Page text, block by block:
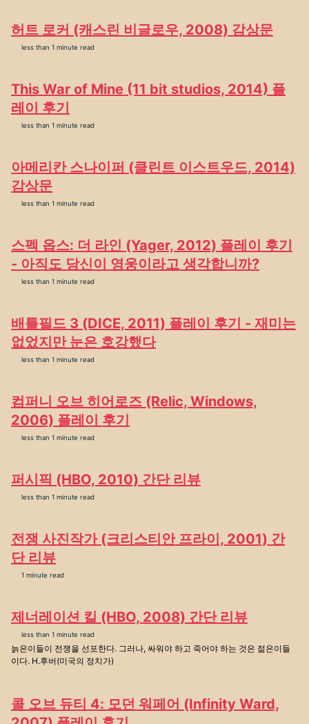
허트 로커 (캐스린 비글로우, 2008) 감상문
less than 1 minute read
This War of Mine (11 bit studios, 2014) 플
레이 후기
less than 1 minute read
아메리칸 스나이퍼 (클린트 이스트우드, 2014)
감상문
less than 1 minute read
스펙 옵스: 더 라인 (Yager, 2012) 플레이 후기
- 아직도 당신이 영웅이라고 생각합니까?
less than 1 minute read
배틀필드 3 (DICE, 2011) 플레이 후기 - 재미는
없었지만 눈은 호강했다
less than 1 minute read
컴퍼니 오브 히어로즈 (Relic, Windows,
2006) 플레이 후기
less than 1 minute read
퍼시픽 (HBO, 2010) 간단 리뷰
less than 1 minute read
전쟁 사진작가 (크리스티안 프라이, 2001) 간
단 리뷰
1 minute read
제너레이션 킬 (HBO, 2008) 간단 리뷰
less than 1 minute read
늙은이들이 전쟁을 선포한다. 그러나, 싸워야 하고 죽어야 하는 것은 젊은이들
이다. H.후버(미국의 정치가)
콜 오브 듀티 4: 모던 워페어 (Infinity Ward,